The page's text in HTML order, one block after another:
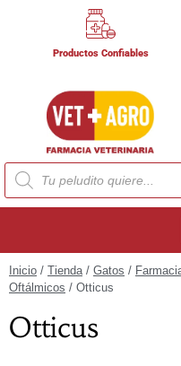
Productos Confiables
Inicio / Tienda/ Gatos /
Oftálmicos / Otticus
Otticus